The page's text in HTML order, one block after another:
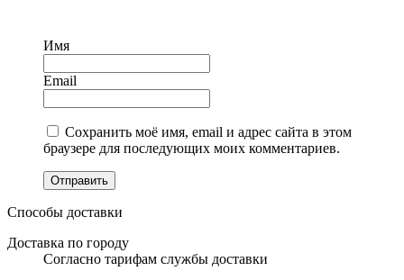
Имя
Email
Сохранить моё имя, email и адрес сайта в этом
браузере для последующих моих комментариев.
Отправить
Способы доставки
Доставка по городу
Согласно тарифам службы доставки